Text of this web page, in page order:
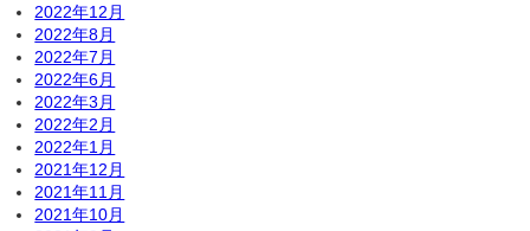
2022年12月
2022年8月
2022年7月
2022年6月
2022年3月
2022年2月
2022年1月
2021年12月
2021年11月
2021年10月